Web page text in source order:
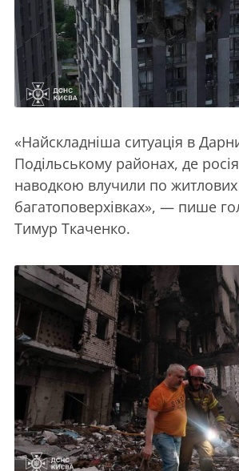
«Найскладніша ситуація в
Подільському районах, де
наводкою влучили по житлових
багатоповерхівках», — пише
Тимур Ткаченко.